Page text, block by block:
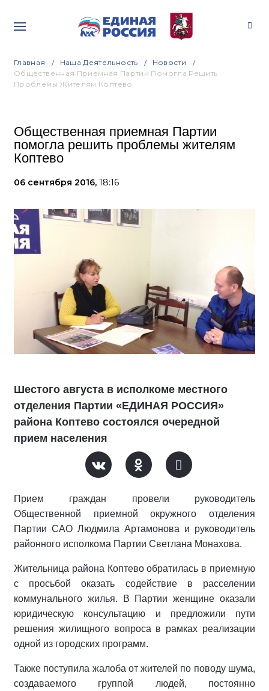
Главная Наша Деятельность
Новости
Общественная Приемная Партии Помогла Решить
Проблемы Жителям Коптево
Общественная приемная Партии
помогла решить проблемы жителям
Коптево
06 сентября 2016, 18:16
Шестого августа в исполкоме местного
отделения Партии «ЕДИНАЯ РОССИЯ»
района Коптево состоялся очередной
прием населения
Прием граждан провели руководитель
Общественной приемной окружного отделения
Партии САО Людмила Артамонова и руководитель
районного исполкома Партии Светлана Монахова.
Жительница района Коптево обратилась в приемную
с просьбой оказать содействие в расселении
коммунального жилья. В Партии женщине оказали
юридическую консультацию и предложили пути
решения жилищного вопроса в рамках реализации
одной из городских программ.
Также поступила жалоба от жителей по поводу шума,
создаваемого группой людей, постоянно